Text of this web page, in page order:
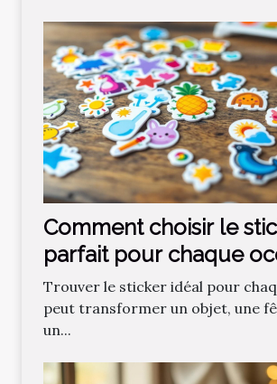
Comment choisir le
parfait pour chaque
Trouver le sticker idéal pour
peut transformer un objet, une
un...